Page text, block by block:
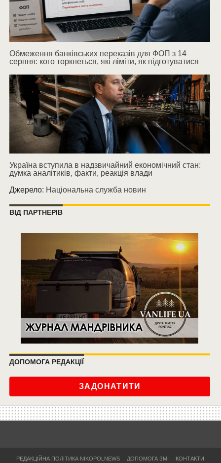
Обмеження банківських переказів для ФОП з 14
серпня: кого торкнеться, які ліміти, як підготуватися
Україна вступила в надзвичайний економічний стан:
думка аналітиків, факти, реакція влади
Джерело: Національна служба новин
ВІД ПАРТНЕРІВ
ДОПОМОГА РЕДАКЦІЇ
ЗАДОНАТИТИ
РЕДАКЦІЙНА ПОЛІТИКА NIKOPOLNEWS ДОПОМОГА ЗМІ КОНТАКТИ